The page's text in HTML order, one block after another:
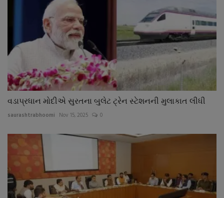
વડાપ્રધાન મોદીએ સુરતના બુલેટ ટ્રેન સ્ટેશનની મુલાકાત લીધી
saurashtrabhoomi Nov 15, 2025 0